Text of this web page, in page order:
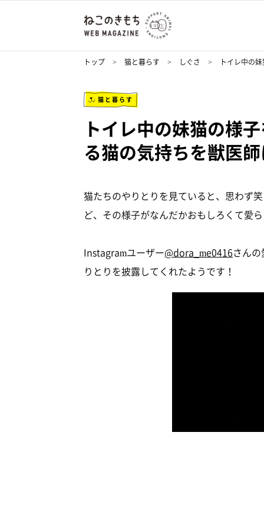
トップ 猫と暮らす しぐさ トイレ中の
猫と暮らす
トイレ中の妹猫の様
る猫の気持ちを獣医
猫たちのやりとりを見ていると、思わず
ど、その様子がなんだかおもしろくて愛
Instagramユーザー@dora_me0416さん
りとりを披露してくれたようです！